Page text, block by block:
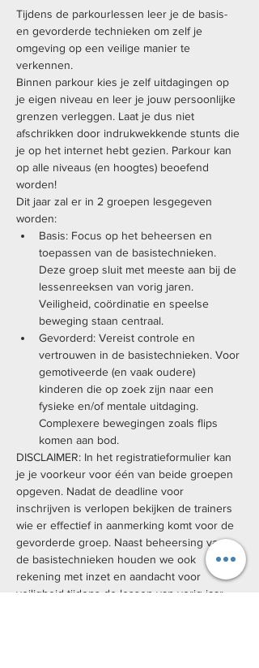
Tijdens de parkourlessen leer je de basis-
en gevorderde technieken om zelf je
omgeving op een veilige manier te
verkennen.
Binnen parkour kies je zelf uitdagingen op
je eigen niveau en leer je jouw persoonlijke
grenzen verleggen. Laat je dus niet
afschrikken door indrukwekkende stunts die
je op het internet hebt gezien. Parkour kan
op alle niveaus (en hoogtes) beoefend
worden!
Dit jaar zal er in 2 groepen lesgegeven
worden:
Basis: Focus op het beheersen en
toepassen van de basistechnieken.
Deze groep sluit met meeste aan bij de
lessenreeksen van vorig jaren.
Veiligheid, coördinatie en speelse
beweging staan centraal.
Gevorderd: Vereist controle en
vertrouwen in de basistechnieken. Voor
gemotiveerde (en vaak oudere)
kinderen die op zoek zijn naar een
fysieke en/of mentale uitdaging.
Complexere bewegingen zoals flips
komen aan bod.
DISCLAIMER: In het registratieformulier kan
je je voorkeur voor één van beide groepen
opgeven. Nadat de deadline voor
inschrijven is verlopen bekijken de trainers
wie er effectief in aanmerking komt voor de
gevorderde groep. Naast beheersing van
de basistechnieken houden we ook
rekening met inzet en aandacht voor
veiligheid tijdens de lessen van vorig jaar.